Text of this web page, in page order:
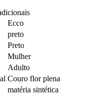
Ecco
preto
Preto
Mulher
Adulto
Couro flor plena
matéria sintética